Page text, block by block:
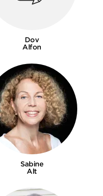
Dov
Alfon
Sabine
Alt